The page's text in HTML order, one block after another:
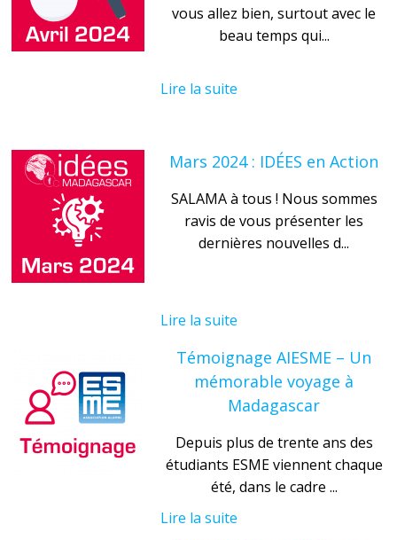
vous allez bien, surtout avec le
beau temps qui...
Lire la suite
Mars 2024 : IDÉES en Action
SALAMA à tous ! Nous sommes
ravis de vous présenter les
dernières nouvelles d...
Lire la suite
Témoignage AIESME – Un
mémorable voyage à
Madagascar
Depuis plus de trente ans des
étudiants ESME viennent chaque
été, dans le cadre ...
Lire la suite